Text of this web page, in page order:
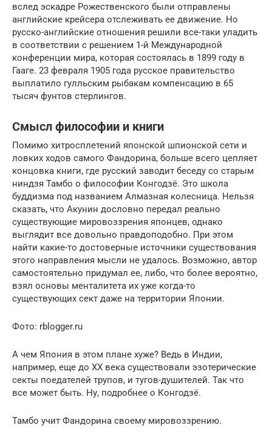
вслед эскадре Рожественского были отправлены
английские крейсера отслеживать ее движение. Но
русско-английские отношения решили все-таки уладить
в соответствии с решением 1-й Международной
конференции мира, которая состоялась в 1899 году в
Гааге. 23 февраля 1905 года русское правительство
выплатило гулльским рыбакам компенсацию в 65
тысяч фунтов стерлингов.
Смысл философии и книги
Помимо хитросплетений японской шпионской сети и
ловких ходов самого Фандорина, больше всего цепляет
концовка книги, где русский заводит беседу со старым
ниндзя Тамбо о философии Конгодзё. Это школа
буддизма под названием Алмазная колесница. Нельзя
сказать, что Акунин дословно передал реально
существующие мировоззрения японцев, однако
выглядит все довольно правдоподобно. При этом
найти какие-то достоверные источники существования
этого направления мысли не удалось. Возможно, автор
самостоятельно придумал ее, либо, что более вероятно,
взял основы менталитета их уже когда-то
существующих сект даже на территории Японии.
Фото: rblogger.ru
А чем Япония в этом плане хуже? Ведь в Индии,
например, еще до XX века существовали эзотерические
секты поедателей трупов, и тугов-душителей. Так что
все может быть. Ну, подробнее о Конгодзё.
Тамбо учит Фандорина своему мировоззрению.